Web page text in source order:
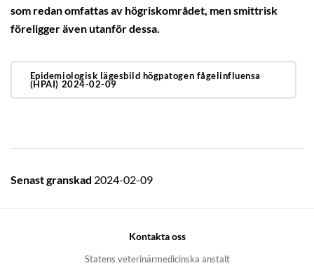
som redan omfattas av högriskområdet, men smittrisk
föreligger även utanför dessa.
Epidemiologisk lägesbild högpatogen fågelinfluensa
(HPAI) 2024-02-09
Senast granskad 2024-02-09
Kontakta oss
Statens veterinärmedicinska anstalt